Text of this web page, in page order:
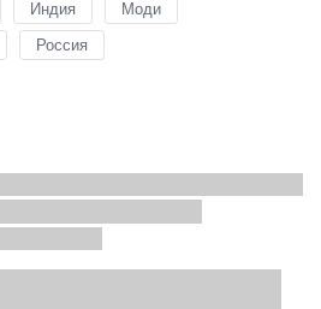
Индия
Моди
Россия